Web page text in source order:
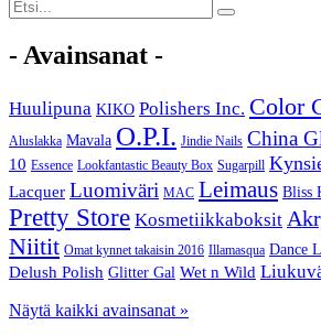
- Avainsanat -
Huulipuna KIKO Polishers Inc. Color
Aluslakka Mavala O.P.I. Jindie Nails China
10 Essence Lookfantastic Beauty Box Sugarpill
Lacquer Luomiväri MAC Leimaus Bliss
Pretty Store Kosmetiikkaboksit
Niitit Omat kynnet takaisin 2016 Illamasqua Dance
Delush Polish Glitter Gal Wet n Wild
Näytä kaikki avainsanat »